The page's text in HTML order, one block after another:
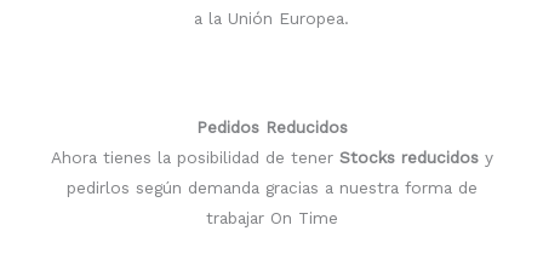
a la Unión Europea.
Pedidos Reducidos
Ahora tienes la posibilidad de tener Stocks reducidosy
pedirlos según demanda gracias a nuestra forma de
trabajar On Time